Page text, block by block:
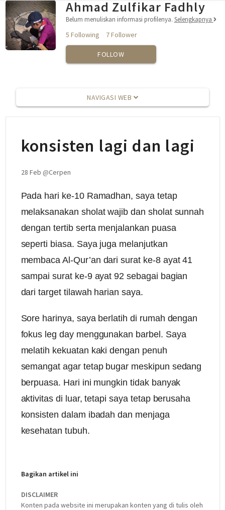
Ahmad Zulfikar Fadhly
Belum menuliskan informasi profilenya. Selengkapnya
5 Following 7 Follower
FOLLOW
NAVIGASI WEB
konsisten lagi dan lagi
28 Feb @Cerpen
Pada hari ke-10 Ramadhan, saya tetap
melaksanakan sholat wajib dan sholat sunnah
dengan tertib serta menjalankan puasa
seperti biasa. Saya juga melanjutkan
membaca Al-Qur’an dari surat ke-8 ayat 41
sampai surat ke-9 ayat 92 sebagai bagian
dari target tilawah harian saya.
Sore harinya, saya berlatih di rumah dengan
fokus leg day menggunakan barbel. Saya
melatih kekuatan kaki dengan penuh
semangat agar tetap bugar meskipun sedang
berpuasa. Hari ini mungkin tidak banyak
aktivitas di luar, tetapi saya tetap berusaha
konsisten dalam ibadah dan menjaga
kesehatan tubuh.
Bagikan artikel ini
DISCLAIMER
Konten pada website ini merupakan konten yang di tulis oleh